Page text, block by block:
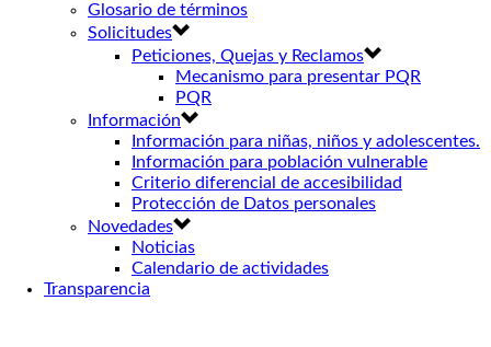
Glosario de términos
Solicitudes
Peticiones, Quejas y Reclamos
Mecanismo para presentar PQR
PQR
Información
Información para niñas, niños y adolescentes.
Información para población vulnerable
Criterio diferencial de accesibilidad
Protección de Datos personales
Novedades
Noticias
Calendario de actividades
Transparencia